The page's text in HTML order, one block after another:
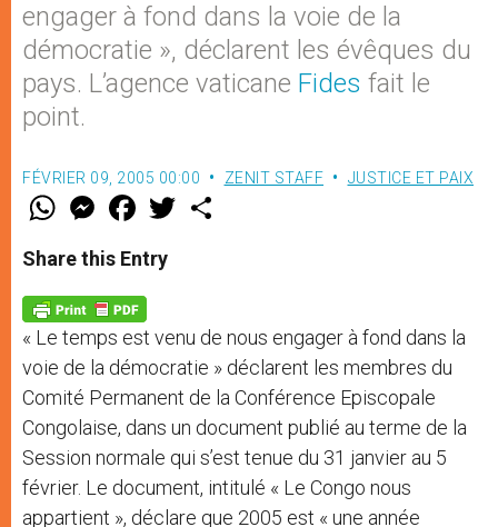
engager à fond dans la voie de la
démocratie », déclarent les évêques du
pays. L’agence vaticane Fides fait le
point.
FÉVRIER 09, 2005 00:00 ZENIT STAFF JUSTICE ET PAIX
W
t
s
p
p
M
e
s
e
g
e
r
F
a
e
b
o
k
w
Share this Entry
« Le temps est venu de nous engager à fond dans la
voie de la démocratie » déclarent les membres du
Comité Permanent de la Conférence Episcopale
Congolaise, dans un document publié au terme de la
Session normale qui s’est tenue du 31 janvier au 5
février. Le document, intitulé « Le Congo nous
appartient », déclare que 2005 est « une année